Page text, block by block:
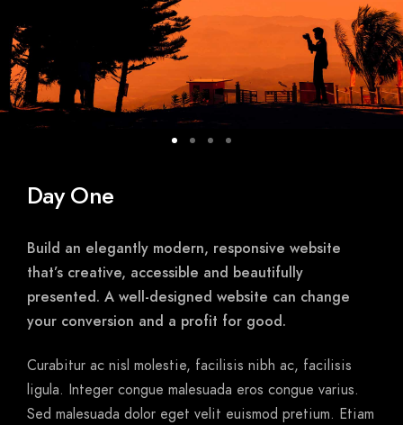
Day One
Build an elegantly modern, responsive website
that’s creative, accessible and beautifully
presented. A well-designed website can change
your conversion and a profit for good.
Curabitur ac nisl molestie, facilisis nibh ac, facilisis
ligula. Integer congue malesuada eros congue varius.
Sed malesuada dolor eget velit euismod pretium. Etiam